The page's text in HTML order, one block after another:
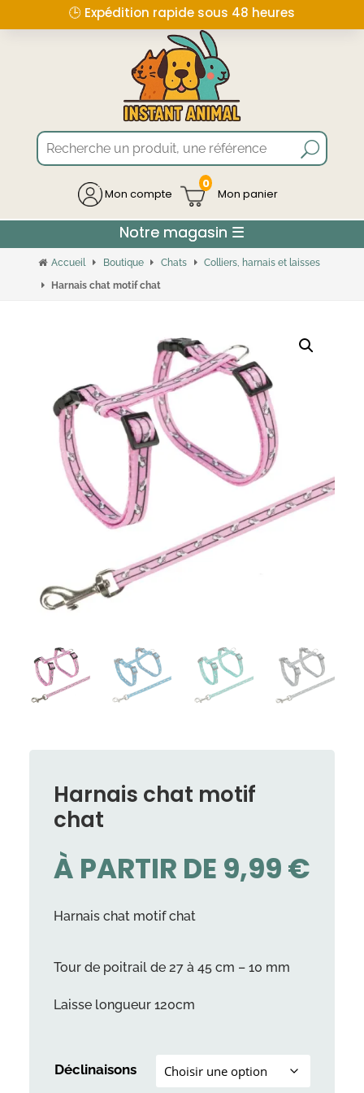
🕒 Expédition rapide sous 48 heures
Mon compte
0
Accueil Boutique Chats
Colliers, harnais et laisses
Harnais chat motif chat
Harnais chat motif
chat
À PARTIR DE 9,99€
Harnais chat motif chat
Tour de poitrail de 27 à 45 cm – 10 mm
Laisse longueur 120cm
Déclinaisons